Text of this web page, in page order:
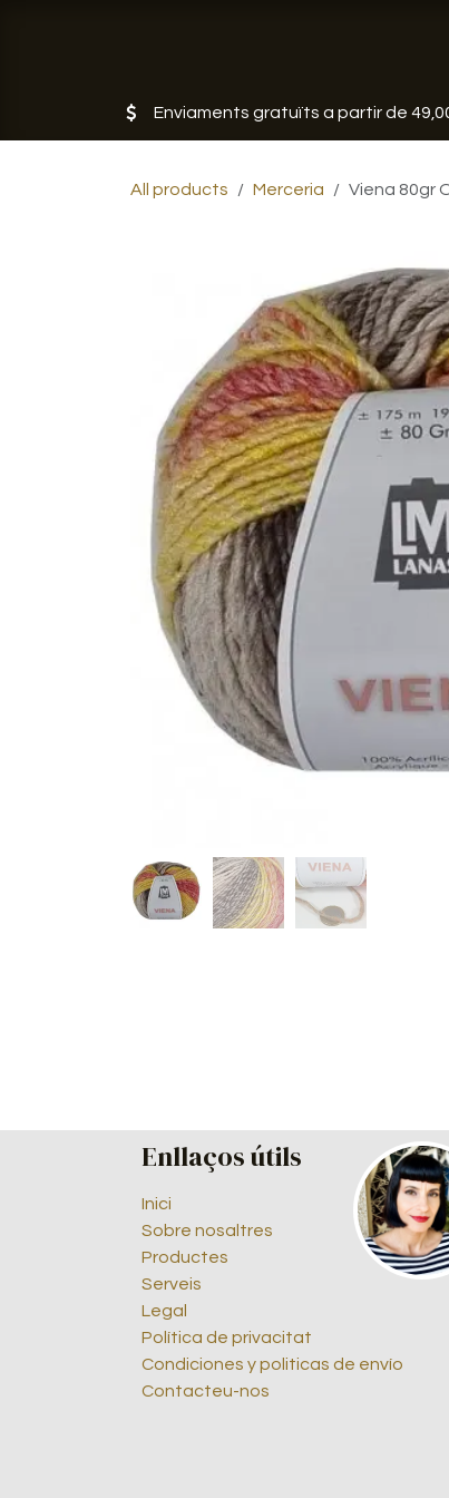
Enviaments gratuïts a partir de
All products Merceria Viena 80gr
Enllaços útils
Inici
Sobre nosaltres
Productes
Serveis
Legal
Política de privacitat
Condiciones y politicas de envío
Contacteu-nos